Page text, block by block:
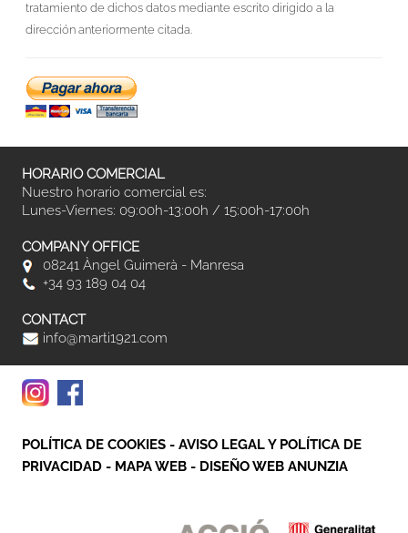
tratamiento de dichos datos mediante escrito dirigido a la
dirección anteriormente citada.
HORARIO COMERCIAL
Nuestro horario comercial es:
Lunes-Viernes: 09:00h-13:00h / 15:00h-17:00h
COMPANY OFFICE
08241 Àngel Guimerà - Manresa
+34 93 189 04 04
CONTACT
info@marti1921.com
POLÍTICA DE COOKIES - AVISO LEGAL Y POLÍTICA DE
PRIVACIDAD - MAPA WEB - DISEÑO WEB ANUNZIA